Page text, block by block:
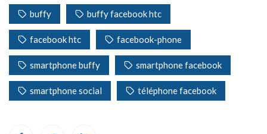
buffy buffy facebook htc
facebook htc facebook-phone
smartphone buffy smartphone facebook
smartphone social téléphone facebook